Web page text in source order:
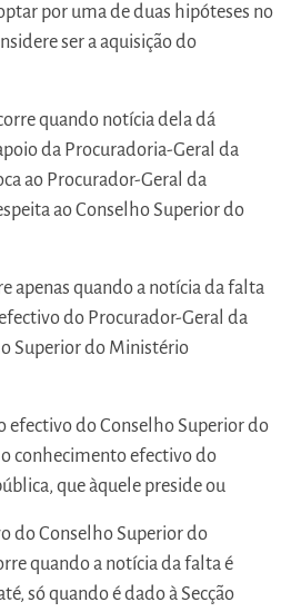
por uma de duas hipóteses no
ser a aquisição do
quando notícia dela dá
da Procuradoria-Geral da
ao Procurador-Geral da
ao Conselho Superior do
apenas quando a notícia da falta
do Procurador-Geral da
Superior do Ministério
efectivo do Conselho Superior do
conhecimento efectivo do
que àquele preside ou
do Conselho Superior do
quando a notícia da falta é
só quando é dado à Secção